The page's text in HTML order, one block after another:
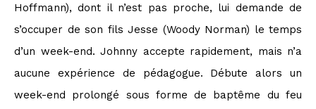
Hoffmann), dont il n’est pas proche, lui demande de
s’occuper de son fils Jesse (Woody Norman) le temps
d’un week-end. Johnny accepte rapidement, mais n’a
aucune expérience de pédagogue. Débute alors un
week-end prolongé sous forme de baptême du feu